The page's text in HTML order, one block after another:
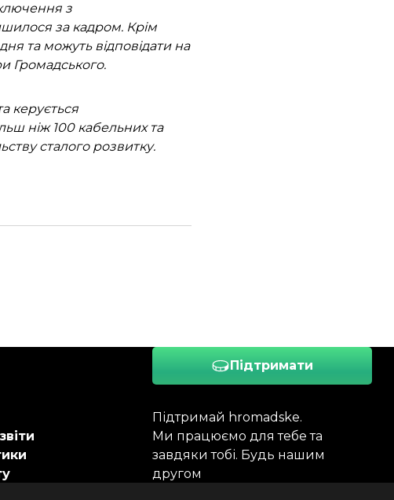
з
за кадром. Крім
та можуть відповідати на
Громадського.
керується
ніж 100 кабельних та
сталого розвитку.
Підтримати
Підтримай hromadske.
Ми працюємо для тебе та
завдяки тобі. Будь нашим
другом